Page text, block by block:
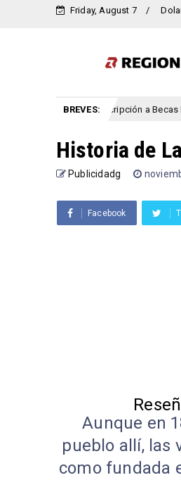
Friday, August 7
BREVES:
nueva inscripción a Becas Progresar
Historia de
Publicidadg
Facebook
Aunque en
pueblo allí, las
como fundada